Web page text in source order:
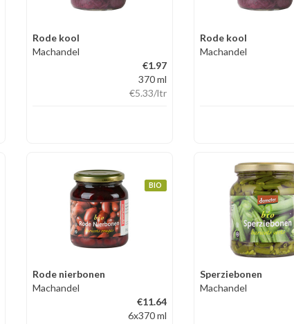
Rode kool
Machandel
€1.97
370 ml
€5.33/ltr
Rode kool
Machandel
BIO
Rode nierbonen
Machandel
€11.64
6x370 ml
Sperziebonen
Machandel